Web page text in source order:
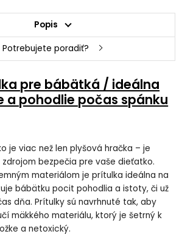
Popis
Potrebujete poradiť?
pre bábätká / ideálna
a pohodlie počas spánku
je viac než len plyšová hračka – je
bezpečia pre vaše dieťatko.
materiálom je prítulka ideálna na
bábätku pocit pohodlia a istoty, či už
dňa. Prítulky sú navrhnuté tak, aby
mäkkého materiálu, ktorý je šetrný k
a netoxický.